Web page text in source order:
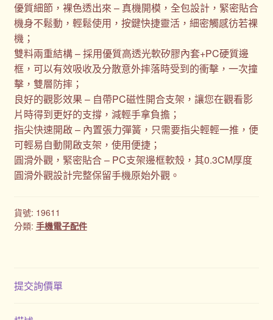
優質細節，裸色透出來 – 真機開模，全包設計，緊密貼合
機身不鬆動，輕鬆使用，按鍵快捷靈活，細密觸感彷若裸
機；
雙料兩重結構 – 採用優質高透光軟矽膠內套+PC硬質邊
框，可以有效吸收及分散意外摔落時受到的衝擊，一次撞
擊，雙層防摔；
良好的觀影效果 – 自帶PC磁性開合支架，讓您在觀看影
片時得到更好的支撐，減輕手拿負擔；
指尖快速開啟 – 內置張力彈簧，只需要指尖輕輕一推，便
可輕易自動開啟支架，使用便捷；
圓滑外觀，緊密貼合 – PC支架邊框軟殼，其0.3CM厚度
圓滑外觀設計完整保留手機原始外觀。
貨號: 19611
分類: 手機電子配件
提交詢價單